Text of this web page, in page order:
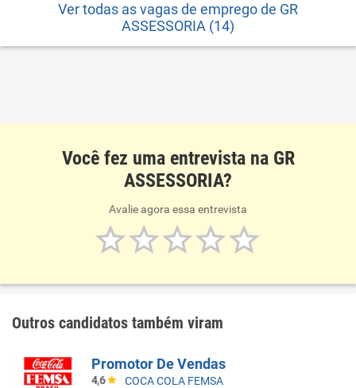
Ver todas as vagas de emprego de GR
ASSESSORIA (14)
Você fez uma entrevista na GR
ASSESSORIA?
Avalie agora essa entrevista
Outros candidatos também viram
Promotor De Vendas
4,6 COCA COLA FEMSA